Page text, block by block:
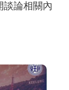
談論相關內